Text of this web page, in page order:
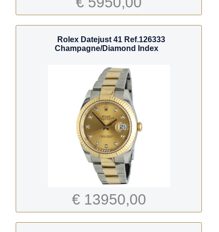
Rolex Datejust 41 Ref.126333
Champagne/Diamond Index
€ 13950,00